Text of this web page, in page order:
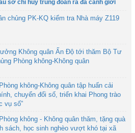
sở chỉ huy trung đoàn ra đa cảnh giới
chủng PK-KQ kiểm tra Nhà máy Z119
Không quân Ấn Độ tới thăm Bộ Tư
Phòng không-Không quân
không-Không quân tập huấn cải
chuyển đổi số, triển khai Phong trào
vụ số”
không - Không quân thăm, tặng quà
sách, học sinh nghèo vượt khó tại xã